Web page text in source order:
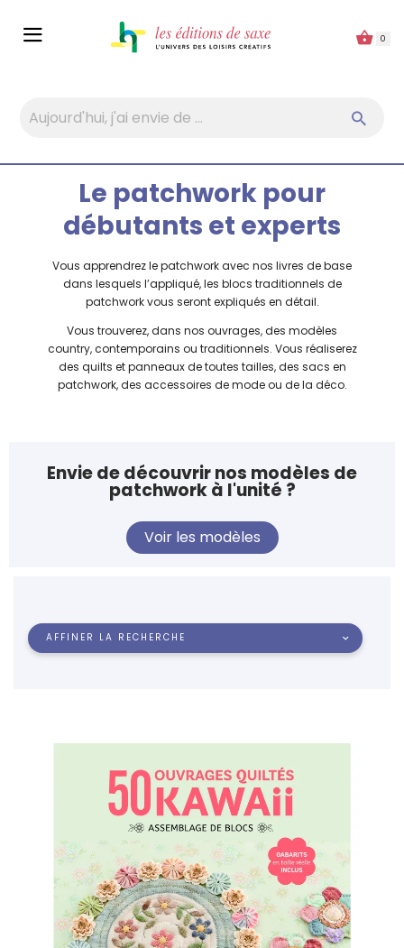
0
Le patchwork pour
débutants et experts
Vous apprendrez le patchwork avec nos livres de base
dans lesquels l’appliqué, les blocs traditionnels de
patchwork vous seront expliqués en détail.
Vous trouverez, dans nos ouvrages, des modèles
country, contemporains ou traditionnels. Vous réaliserez
des quilts et panneaux de toutes tailles, des sacs en
patchwork, des accessoires de mode ou de la déco.
Envie de découvrir nos modèles de
patchwork à l'unité ?
Voir les modèles
AFFINER LA RECHERCHE